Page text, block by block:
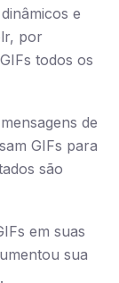
e
por
todos os
de
GIFs para
são
em suas
sua